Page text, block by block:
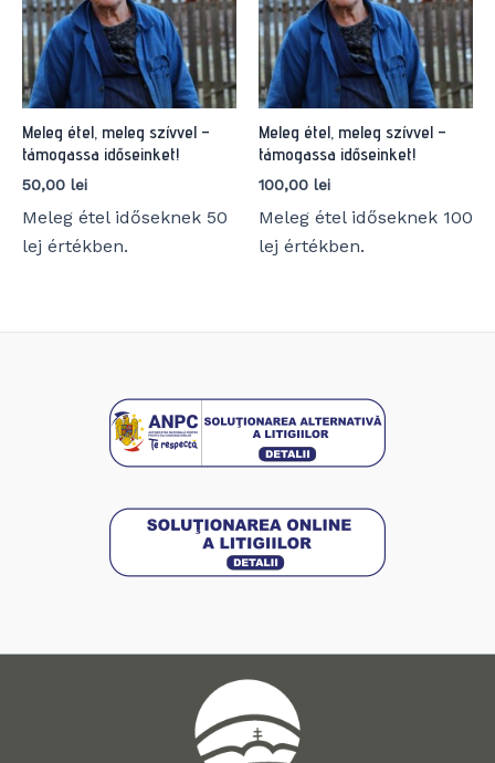
Meleg étel, meleg szívvel –
támogassa időseinket!
50,00 lei
Meleg étel időseknek 50
lej értékben.
Meleg étel, meleg szívvel –
támogassa időseinket!
100,00 lei
Meleg étel időseknek 100
lej értékben.